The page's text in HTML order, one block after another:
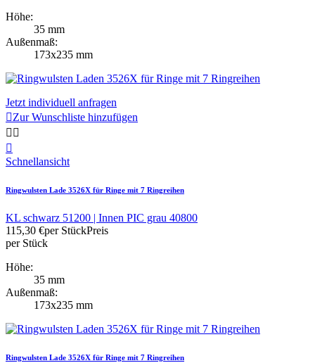
Höhe:
35 mm
Außenmaß:
173x235 mm
Jetzt individuell anfragen
Zur Wunschliste hinzufügen
 

Schnellansicht
Ringwulsten Lade 3526X für Ringe mit 7 Ringreihen
KL schwarz 51200 | Innen PIC grau 40800
115,30 €per StückPreis
per Stück
Höhe:
35 mm
Außenmaß:
173x235 mm
Ringwulsten Lade 3526X für Ringe mit 7 Ringreihen